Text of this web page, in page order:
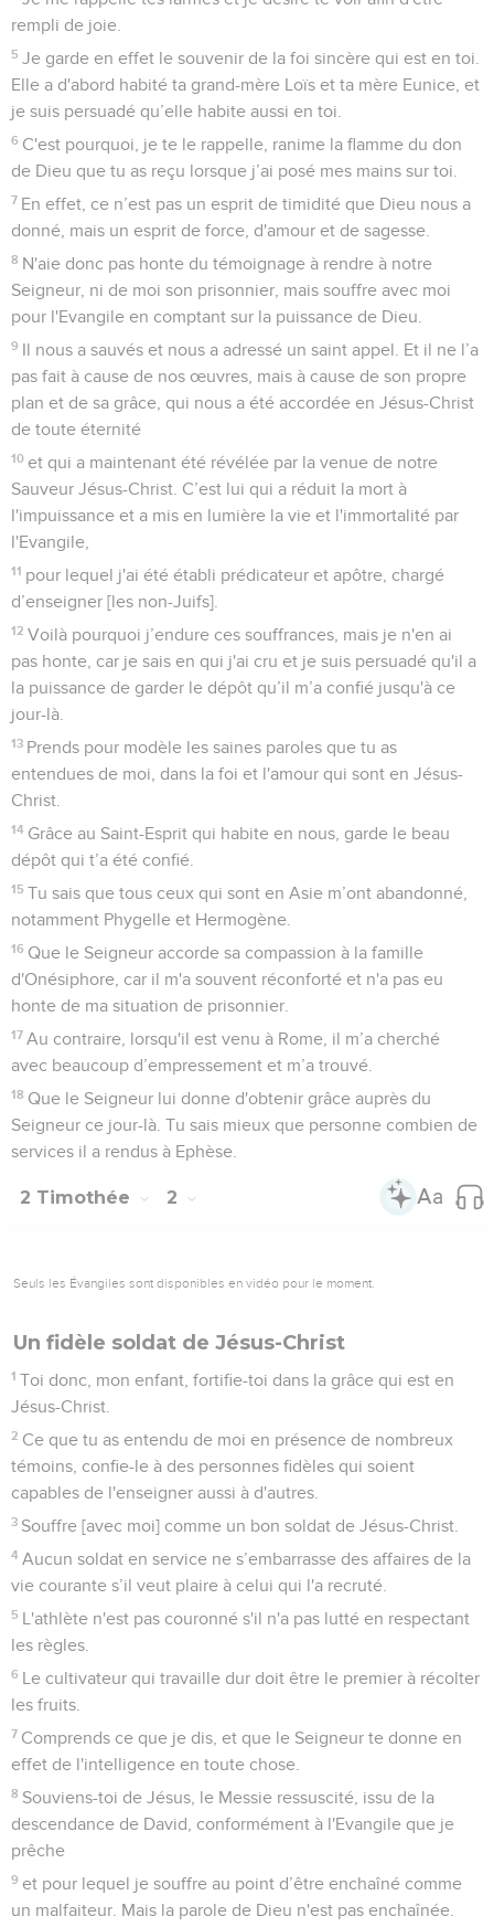
rempli de joie.
5 Je garde en effet le souvenir de la foi sincère qui est en toi.
Elle a d'abord habité ta grand-mère Loïs et ta mère Eunice, et
je suis persuadé qu’elle habite aussi en toi.
6 C'est pourquoi, je te le rappelle, ranime la flamme du don
de Dieu que tu as reçu lorsque j’ai posé mes mains sur toi.
7 En effet, ce n’est pas un esprit de timidité que Dieu nous a
donné, mais un esprit de force, d'amour et de sagesse.
8 N'aie donc pas honte du témoignage à rendre à notre
Seigneur, ni de moi son prisonnier, mais souffre avec moi
pour l'Evangile en comptant sur la puissance de Dieu.
9 Il nous a sauvés et nous a adressé un saint appel. Et il ne l’a
pas fait à cause de nos œuvres, mais à cause de son propre
plan et de sa grâce, qui nous a été accordée en Jésus-Christ
de toute éternité
10 et qui a maintenant été révélée par la venue de notre
Sauveur Jésus-Christ. C’est lui qui a réduit la mort à
l'impuissance et a mis en lumière la vie et l'immortalité par
l'Evangile,
11 pour lequel j'ai été établi prédicateur et apôtre, chargé
d’enseigner [les non-Juifs].
12 Voilà pourquoi j’endure ces souffrances, mais je n'en ai
pas honte, car je sais en qui j'ai cru et je suis persuadé qu'il a
la puissance de garder le dépôt qu’il m’a confié jusqu'à ce
jour-là.
13 Prends pour modèle les saines paroles que tu as
entendues de moi, dans la foi et l'amour qui sont en Jésus-
Christ.
14 Grâce au Saint-Esprit qui habite en nous, garde le beau
dépôt qui t’a été confié.
15 Tu sais que tous ceux qui sont en Asie m’ont abandonné,
notamment Phygelle et Hermogène.
16 Que le Seigneur accorde sa compassion à la famille
d'Onésiphore, car il m'a souvent réconforté et n'a pas eu
honte de ma situation de prisonnier.
17 Au contraire, lorsqu'il est venu à Rome, il m’a cherché
avec beaucoup d’empressement et m’a trouvé.
18 Que le Seigneur lui donne d'obtenir grâce auprès du
Seigneur ce jour-là. Tu sais mieux que personne combien de
services il a rendus à Ephèse.
2 Timothée 2
Seuls les Évangiles sont disponibles en vidéo pour le moment.
Un fidèle soldat de Jésus-Christ
1 Toi donc, mon enfant, fortifie-toi dans la grâce qui est en
Jésus-Christ.
2 Ce que tu as entendu de moi en présence de nombreux
témoins, confie-le à des personnes fidèles qui soient
capables de l'enseigner aussi à d'autres.
3 Souffre [avec moi] comme un bon soldat de Jésus-Christ.
4 Aucun soldat en service ne s’embarrasse des affaires de la
vie courante s’il veut plaire à celui qui l'a recruté.
5 L'athlète n'est pas couronné s'il n'a pas lutté en respectant
les règles.
6 Le cultivateur qui travaille dur doit être le premier à récolter
les fruits.
7 Comprends ce que je dis, et que le Seigneur te donne en
effet de l'intelligence en toute chose.
8 Souviens-toi de Jésus, le Messie ressuscité, issu de la
descendance de David, conformément à l'Evangile que je
prêche
9 et pour lequel je souffre au point d’être enchaîné comme
un malfaiteur. Mais la parole de Dieu n'est pas enchaînée.